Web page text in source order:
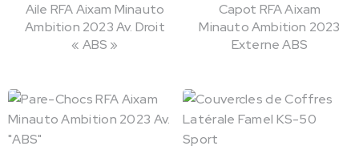
Aile RFA Aixam Minauto
Ambition 2023 Av. Droit
« ABS »
Capot RFA Aixam
Minauto Ambition 2023
Externe ABS